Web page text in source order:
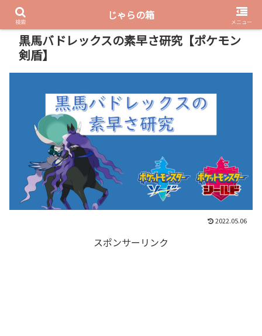
PR
黒馬バドレックスの素早さ研究【ポケモン
剣盾】
2022.05.06
スポンサーリンク
検索
じゃらの箱
メニュー